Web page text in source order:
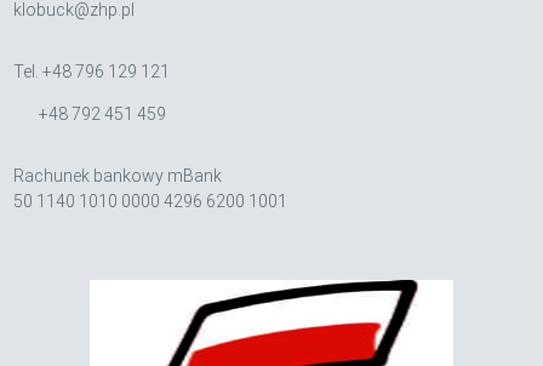
klobuck@zhp.pl
Tel. +48 796 129 121
+48 792 451 459
Rachunek bankowy mBank
50 1140 1010 0000 4296 6200 1001